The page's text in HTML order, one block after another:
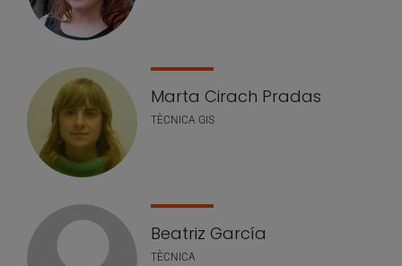
Marta Cirach Pradas
TÈCNICA GIS
Beatriz García
TÈCNICA